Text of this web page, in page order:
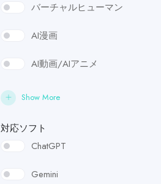
バーチャルヒューマン
AI漫画
AI動画/AIアニメ
AI 3DCG
AIライティング
AIエンジニアリング
Show More
対応ソフト
ChatGPT
‎Gemini